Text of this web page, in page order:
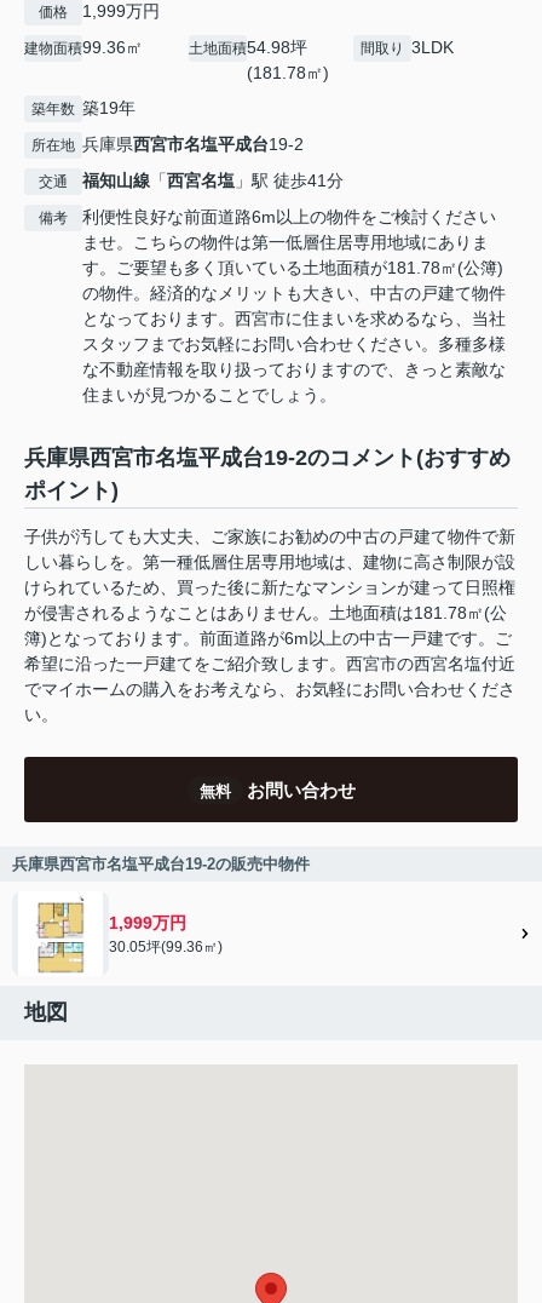
価格 1,999万円
建物面積99.36㎡ 土地面積54.98坪
(181.78㎡)
間取り 3LDK
築年数 築19年
所在地 兵庫県西宮市名塩平成台19-2
交通 福知山線 「西宮名塩 」駅 徒歩41分
備考
利便性良好な前面道路6m以上の物件をご検討ください
ませ。こちらの物件は第一低層住居専用地域にありま
す。ご要望も多く頂いている土地面積が181.78㎡(公簿)
の物件。経済的なメリットも大きい、中古の戸建て物件
となっております。西宮市に住まいを求めるなら、当社
スタッフまでお気軽にお問い合わせください。多種多様
な不動産情報を取り扱っておりますので、きっと素敵な
住まいが見つかることでしょう。
兵庫県西宮市名塩平成台19-2のコメント(おすすめ
ポイント)
子供が汚しても大丈夫、ご家族にお勧めの中古の戸建て物件で新
しい暮らしを。第一種低層住居専用地域は、建物に高さ制限が設
けられているため、買った後に新たなマンションが建って日照権
が侵害されるようなことはありません。土地面積は181.78㎡(公
簿)となっております。前面道路が6m以上の中古一戸建です。ご
希望に沿った一戸建てをご紹介致します。西宮市の西宮名塩付近
でマイホームの購入をお考えなら、お気軽にお問い合わせくださ
い。
無料 お問い合わせ
兵庫県西宮市名塩平成台19-2の販売中物件
1,999万円
30.05坪(99.36㎡)
地図